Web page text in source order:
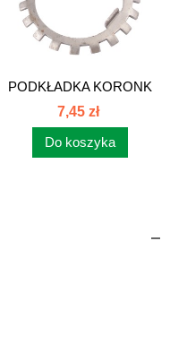
PODKŁADKA KORONK
WAŁKA...
7,45 zł
Do koszyka